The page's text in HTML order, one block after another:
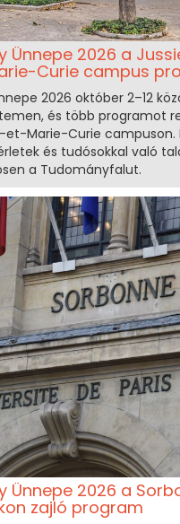
Ünnepe 2026 a
Curie campus
2026 október 2–12
és több programot
et-Marie-Curie campuson.
és tudósokkal való
a Tudományfalut.
Ünnepe 2026 a
zajló program